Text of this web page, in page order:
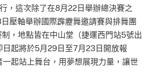
，這次除了在8月22日舉辦總決賽之
壓軸舉辦國際霹靂舞邀請賽與排舞團
，地點皆在中山堂（捷運西門站5號出
日起將於5月29日至7月23日開放報
起站上舞台，用夢想展現力量，讓世